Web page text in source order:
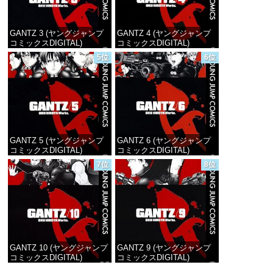
GANTZ 3 (ヤングジャンプ
コミックスDIGITAL)
価格：¥100
GANTZ 4 (ヤングジャンプ
コミックスDIGITAL)
価格：¥100
5位
GANTZ 5 (ヤングジャンプ
コミックスDIGITAL)
価格：¥100
6位
GANTZ 6 (ヤングジャンプ
コミックスDIGITAL)
価格：¥100
7位
GANTZ 10 (ヤングジャンプ
コミックスDIGITAL)
8位
GANTZ 9 (ヤングジャンプ
コミックスDIGITAL)